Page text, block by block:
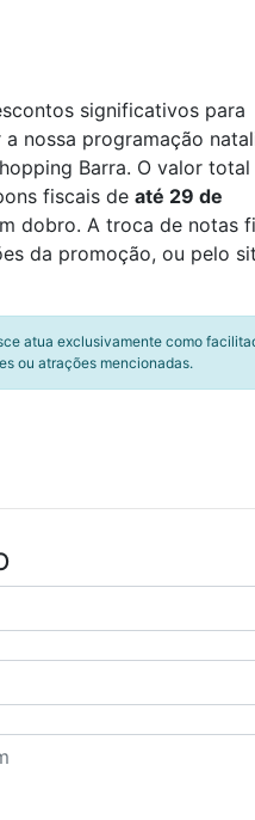
significativos para
nossa programação
Barra. O valor total
fiscais de até 29 de
dobro. A troca de notas
da promoção, ou pelo
atua exclusivamente como
ou atrações mencionadas.